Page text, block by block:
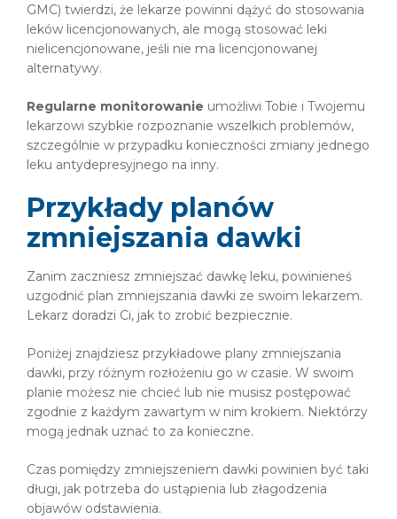
GMC) twierdzi, że lekarze powinni dążyć do stosowania
leków licencjonowanych, ale mogą stosować leki
nielicencjonowane, jeśli nie ma licencjonowanej
alternatywy.
Regularne monitorowanie umożliwi Tobie i Twojemu
lekarzowi szybkie rozpoznanie wszelkich problemów,
szczególnie w przypadku konieczności zmiany jednego
leku antydepresyjnego na inny.
Przykłady planów
zmniejszania dawki
Zanim zaczniesz zmniejszać dawkę leku, powinieneś
uzgodnić plan zmniejszania dawki ze swoim lekarzem.
Lekarz doradzi Ci, jak to zrobić bezpiecznie.
Poniżej znajdziesz przykładowe plany zmniejszania
dawki, przy różnym rozłożeniu go w czasie. W swoim
planie możesz nie chcieć lub nie musisz postępować
zgodnie z każdym zawartym w nim krokiem. Niektórzy
mogą jednak uznać to za konieczne.
Czas pomiędzy zmniejszeniem dawki powinien być taki
długi, jak potrzeba do ustąpienia lub złagodzenia
objawów odstawienia.